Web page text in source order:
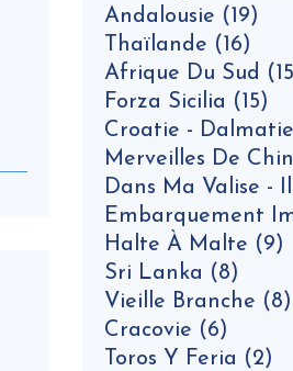
Andalousie (19)
Thaïlande (16)
Afrique Du Sud
Forza Sicilia (15)
Croatie - Dalmatie
Merveilles De
Dans Ma Valise - Il
Embarquement
Halte À Malte (9)
Sri Lanka (8)
Vieille Branche (8)
Cracovie (6)
Toros Y Feria (2)